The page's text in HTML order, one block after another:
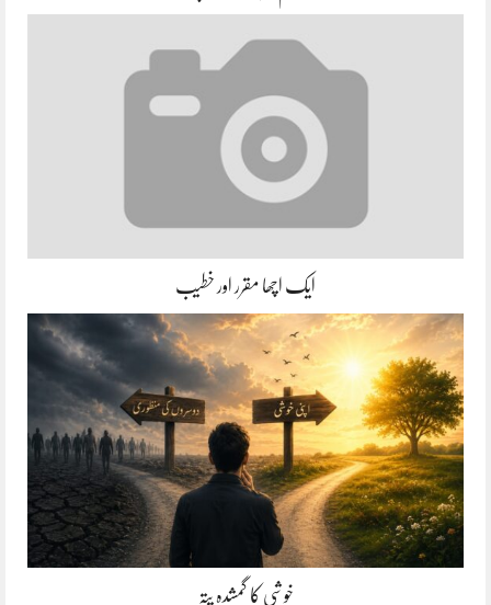
ایک اچھا مقرر اور خطیب
خوشی کا گمشدہ پتہ